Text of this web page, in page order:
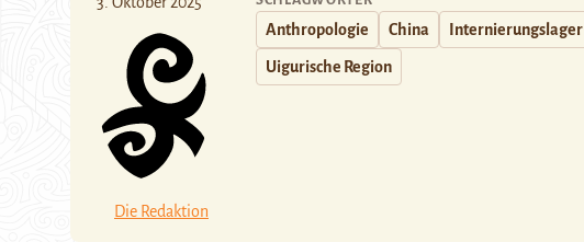
Die Redaktion
Anthropologie China Internierungslager
Uigurische Region